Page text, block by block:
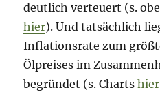
deutlich verteuert (s.
hier). Und tatsächlich
Inflationsrate zum
Ölpreises im
begründet (s. Chartshier